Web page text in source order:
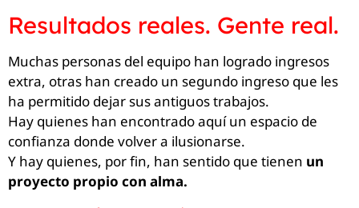
Resultados reales. Gente real.
Muchas personas del equipo han logrado ingresos
extra, otras han creado un segundo ingreso que les
ha permitido dejar sus antiguos trabajos.
Hay quienes han encontrado aquí un espacio de
confianza donde volver a ilusionarse.
Y hay quienes, por fin, han sentido que tienen un
proyecto propio con alma.